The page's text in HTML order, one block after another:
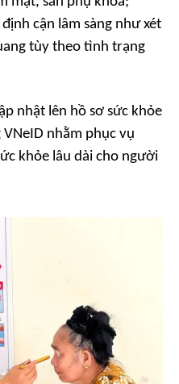
cận lâm sàng như xét
tùy theo tình trạng
nhật lên hồ sơ sức khỏe
nhằm phục vụ
khỏe lâu dài cho người